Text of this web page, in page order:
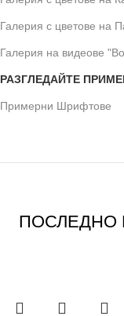
Галерия с цветове на
Галерия на видеове
РАЗГЛЕДАЙТЕ
Примерни Шрифтове
ПОСЛЕДНО